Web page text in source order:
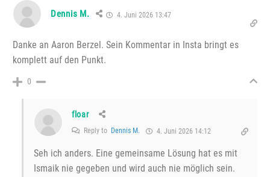
Dennis M. 4. Juni 2026 13:47
Danke an Aaron Berzel. Sein Kommentar in Insta bringt es
komplett auf den Punkt.
0
floar
Reply to Dennis M. 4. Juni 2026 14:12
Seh ich anders. Eine gemeinsame Lösung hat es mit
Ismaik nie gegeben und wird auch nie möglich sein.